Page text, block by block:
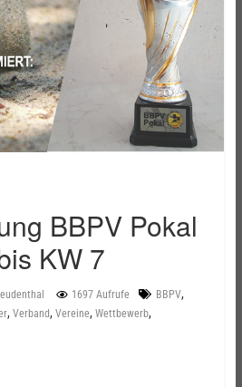
BBPV Pokal
KW 7
1697 Aufrufe BBPV,
, Verband, Vereine, Wettbewerb,